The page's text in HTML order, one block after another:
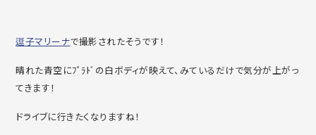
逗子マリーナで撮影されたそうです！
晴れた青空にﾌﾟﾗﾄﾞの白ボディが映えて、みているだけで気分が上がっ
てきます！
ドライブに行きたくなりますね！